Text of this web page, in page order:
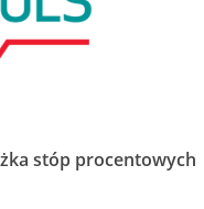
stóp procentowych